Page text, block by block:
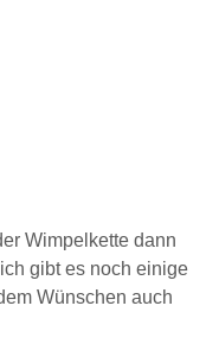
Wimpelkette dann
gibt es noch einige
Wünschen auch